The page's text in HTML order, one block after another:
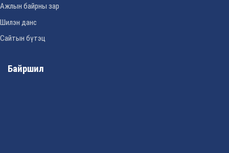
Ажлын байрны зар
Шилэн данс
Сайтын бүтэц
Байршил